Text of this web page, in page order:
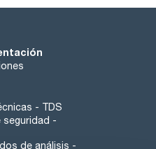
- TDS
seguridad -
de análisis -